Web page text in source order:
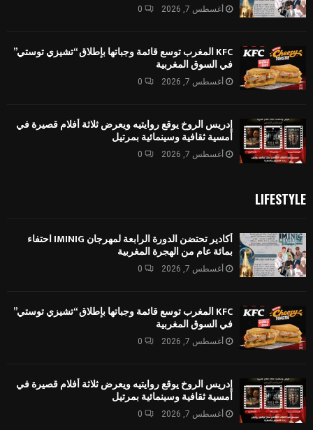
أغسطس 7, 2026 0
KFC المغرب توسع قائمة وجباتها بإطلاق “تشيزي توستي”
في السوق المغربية
أغسطس 7, 2026 0
إدريس الروخ يوقع روايتيه ويعرض ثلاثة أفلام قصيرة في
أمسية ثقافية وسينمائية بمرتيل
أغسطس 7, 2026 0
LIFESTYLE
أكادير تحتضن الدورة الرابعة لمهرجان IMINIG احتفاء
بمائة عام من الهجرة المغربية
أغسطس 7, 2026 0
KFC المغرب توسع قائمة وجباتها بإطلاق “تشيزي توستي”
في السوق المغربية
أغسطس 7, 2026 0
إدريس الروخ يوقع روايتيه ويعرض ثلاثة أفلام قصيرة في
أمسية ثقافية وسينمائية بمرتيل
أغسطس 7, 2026 0